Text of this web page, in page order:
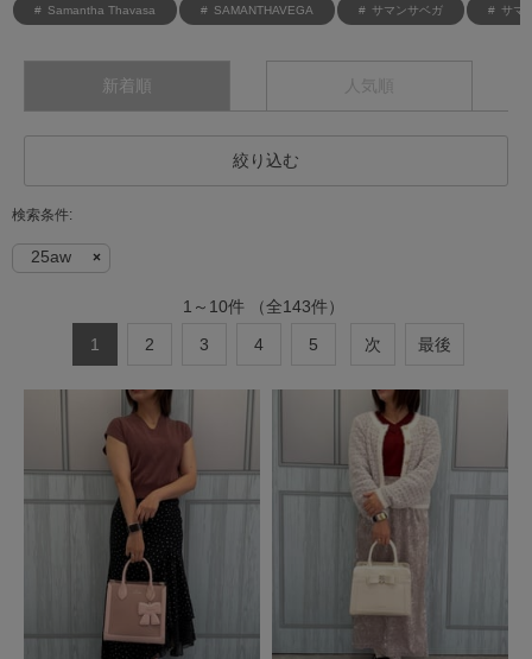
Samantha Thavasa SAMANTHAVEGA サマンサベガ サマ
新着順 人気順
絞り込む
25aw
1 ～ 10件 （全143件）
1
2 3 4 5 次 最後